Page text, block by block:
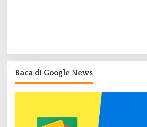
Baca di Google News